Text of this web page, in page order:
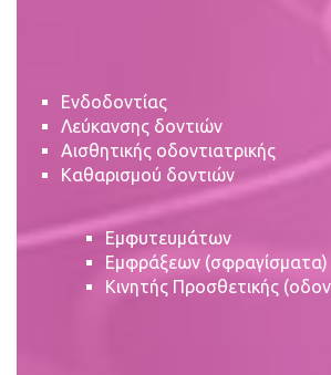
Ενδοδοντίας
Λεύκανσης δοντιών
Αισθητικής οδοντιατρικής
Καθαρισμού δοντιών
Εμφυτευμάτων
Εμφράξεων (σφραγίσματα)
Κινητής Προσθετικής